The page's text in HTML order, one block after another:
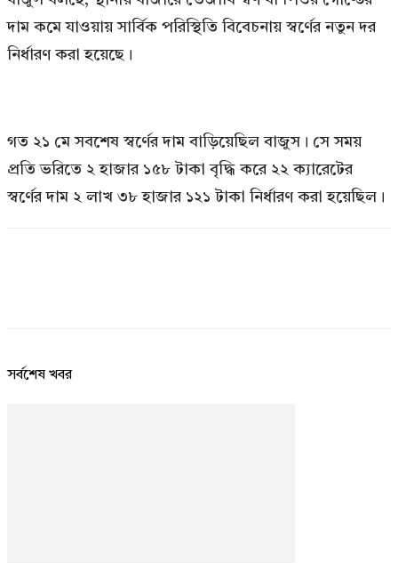
দাম কমে যাওয়ায় সার্বিক পরিস্থিতি বিবেচনায় স্বর্ণের নতুন দর
নির্ধারণ করা হয়েছে।
গত ২১ মে সবশেষ স্বর্ণের দাম বাড়িয়েছিল বাজুস। সে সময়
প্রতি ভরিতে ২ হাজার ১৫৮ টাকা বৃদ্ধি করে ২২ ক্যারেটের
স্বর্ণের দাম ২ লাখ ৩৮ হাজার ১২১ টাকা নির্ধারণ করা হয়েছিল।
সর্বশেষ খবর